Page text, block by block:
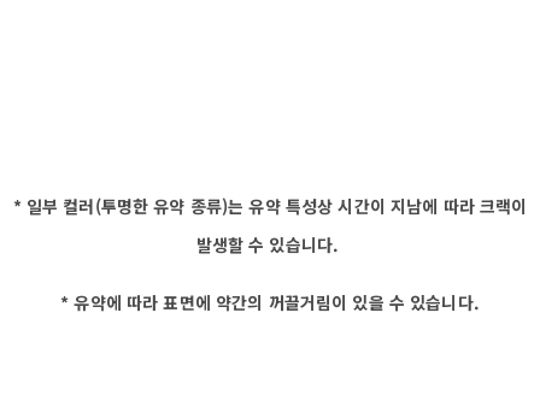
* 일부 컬러(투명한 유약 종류)는 유약 특성상 시간이 지남에 따라 크랙이
발생할 수 있습니다.
* 유약에 따라 표면에 약간의 꺼끌거림이 있을 수 있습니다.